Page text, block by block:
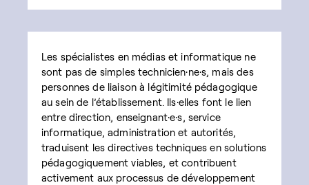
Les spécialistes en médias et informatique ne
sont pas de simples technicien·ne·s, mais des
personnes de liaison à légitimité pédagogique
au sein de l’établissement. Ils·elles font le lien
entre direction, enseignant·e·s, service
informatique, administration et autorités,
traduisent les directives techniques en solutions
pédagogiquement viables, et contribuent
activement aux processus de développement